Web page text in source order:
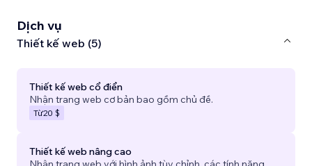
Dịch vụ
Thiết kế web (5)
Thiết kế web cổ điển
Nhận trang web cơ bản bao gồm chủ đề.
Từ20 $
Thiết kế web nâng cao